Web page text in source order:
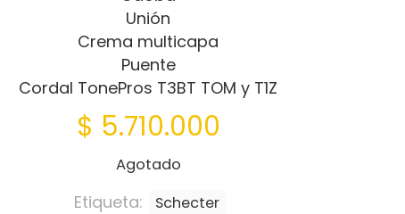
Unión
Crema multicapa
Puente
Cordal TonePros T3BT TOM y T1Z
$ 5.710.000
Agotado
Etiqueta: Schecter